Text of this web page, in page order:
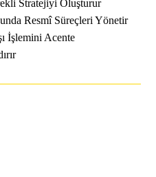
Stratejiyi Oluşturur
Resmî Süreçleri Yönetir
İşlemini Acente